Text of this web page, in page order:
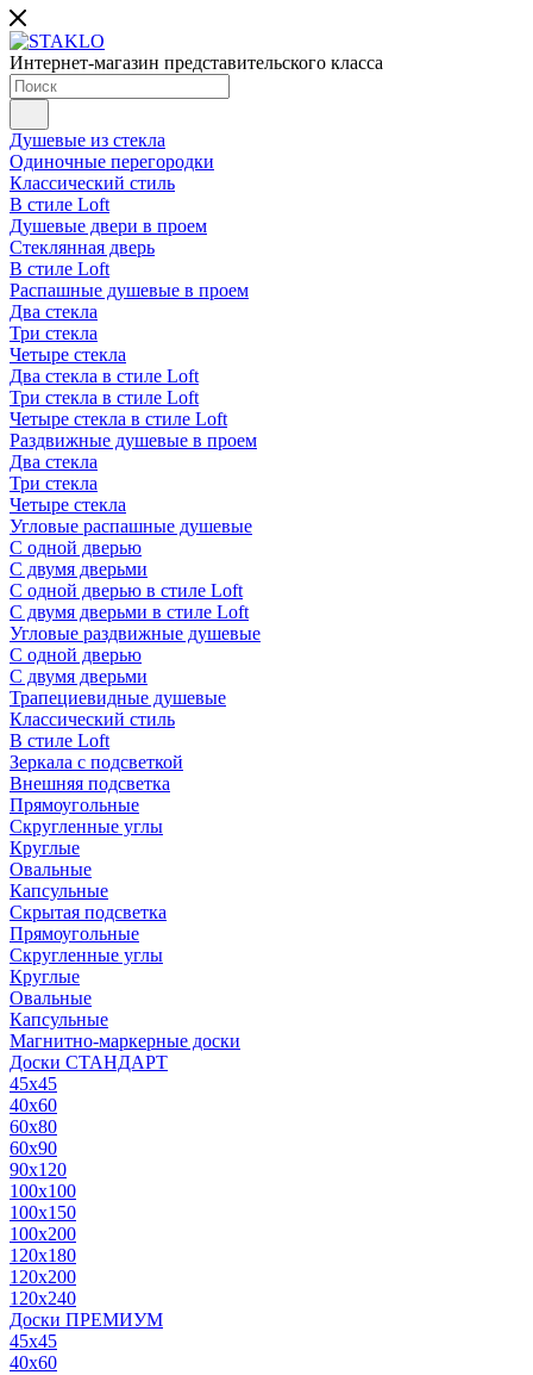
Интернет-магазин представительского класса
Душевые из стекла
Одиночные перегородки
Классический стиль
В стиле Loft
Душевые двери в проем
Стеклянная дверь
В стиле Loft
Распашные душевые в проем
Два стекла
Три стекла
Четыре стекла
Два стекла в стиле Loft
Три стекла в стиле Loft
Четыре стекла в стиле Loft
Раздвижные душевые в проем
Два стекла
Три стекла
Четыре стекла
Угловые распашные душевые
С одной дверью
С двумя дверьми
С одной дверью в стиле Loft
С двумя дверьми в стиле Loft
Угловые раздвижные душевые
С одной дверью
С двумя дверьми
Трапециевидные душевые
Классический стиль
В стиле Loft
Зеркала с подсветкой
Внешняя подсветка
Прямоугольные
Скругленные углы
Круглые
Овальные
Капсульные
Скрытая подсветка
Прямоугольные
Скругленные углы
Круглые
Овальные
Капсульные
Магнитно-маркерные доски
Доски СТАНДАРТ
45x45
40x60
60x80
60x90
90x120
100x100
100x150
100x200
120x180
120x200
120x240
Доски ПРЕМИУМ
45x45
40x60